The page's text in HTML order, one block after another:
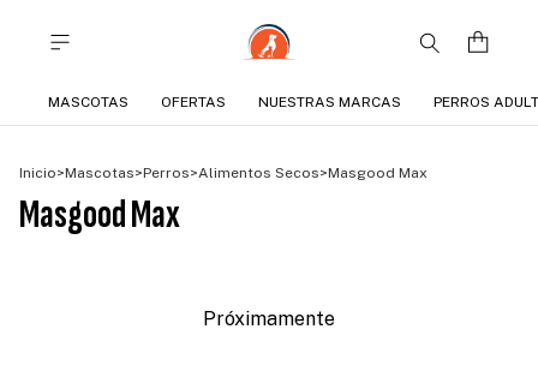
MASCOTAS OFERTAS NUESTRAS MARCAS PERROS
Inicio>Mascotas>Perros>Alimentos Secos>Masgood Max
Masgood Max
Próximamente